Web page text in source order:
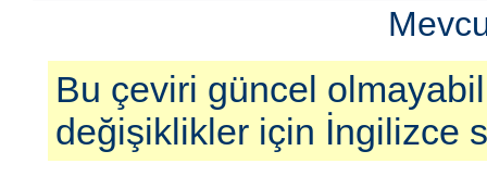
Bu çeviri güncel
değişiklikler için İngilizce